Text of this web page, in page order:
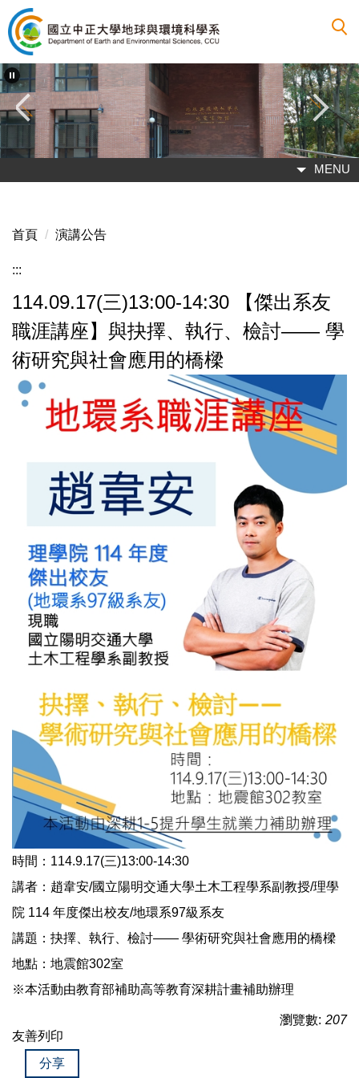
跳
到
主
要
內
容
區
MENU
首頁 演講公告
:::
114.09.17(三)13:00-14:30 【傑出系友
職涯講座】與抉擇、執行、檢討—— 學
術研究與社會應用的橋樑
時間：114.9.17(三)13:00-14:30
講者：趙韋安/國立陽明交通大學土木工程學系副教授/理學
院 114 年度傑出校友/地環系97級系友
講題：抉擇、執行、檢討—— 學術研究與社會應用的橋樑
地點：地震館302室
※本活動由教育部補助高等教育深耕計畫補助辦理
瀏覽數: 207
友善列印
分享